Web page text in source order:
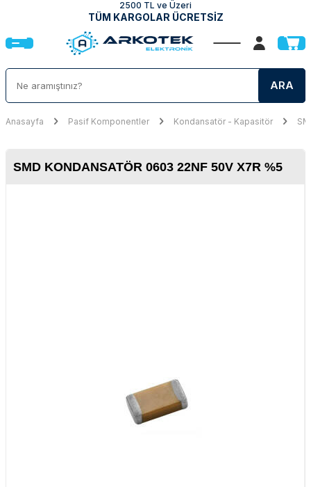
2500 TL ve Üzeri
TÜM KARGOLAR ÜCRETSİZ
ARA
Anasayfa Pasif Komponentler Kondansatör - Kapasitör
SMD KONDANSATÖR 0603 22NF 50V X7R %5